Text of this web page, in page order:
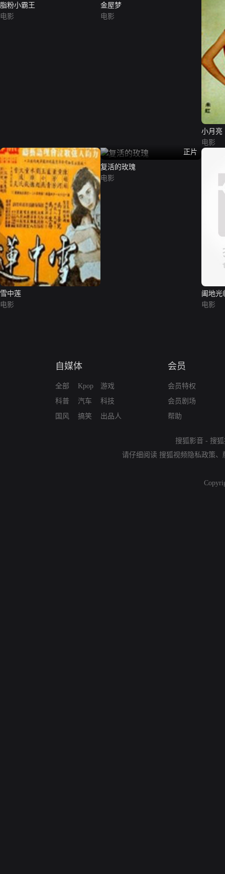
脂粉小霸王
电影
金屋梦
电影
小月亮
电影
雪中莲
电影
正片
复活的玫瑰
电影
阖地光
电影
自媒体
全部
科普
国风
Kpop
汽车
搞笑
游戏
科技
出品人
会员
会员特权
会员剧场
帮助
搜狐影音 - 搜
请仔细阅读 搜狐视频隐私政策、